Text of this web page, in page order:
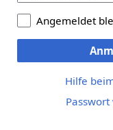
Angemeldet
Hilfe
Passwort